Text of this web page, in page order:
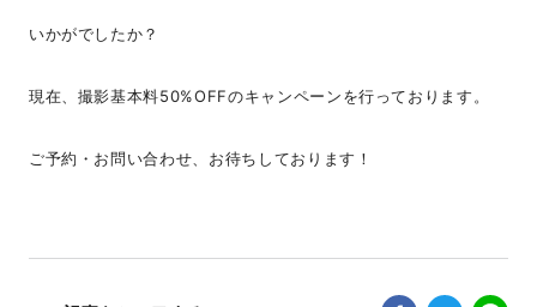
いかがでしたか？
現在、撮影基本料50%OFFのキャンペーンを行っております。
ご予約・お問い合わせ、お待ちしております！